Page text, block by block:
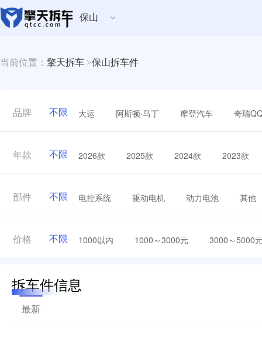
保山
当前位置： 擎天拆车 >保山拆车件
品牌 不限 大运 阿斯顿·马丁 摩登汽车 奇瑞
年款 不限 2026款 2025款 2024款 2023款
部件 不限 电控系统 驱动电机 动力电池 其他
价格 不限 1000以内 1000～3000元 3000～5000
拆车件信息
最新